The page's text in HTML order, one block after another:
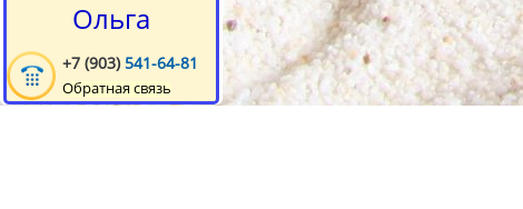
Ольга
+7 (903) 541-64-81
Обратная связь